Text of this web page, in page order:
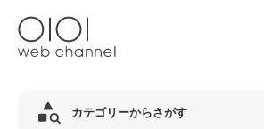
カテゴリーからさがす